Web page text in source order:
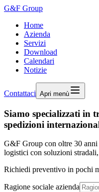
G&F Group
Home
Azienda
Servizi
Download
Calendari
Notizie
Contattaci Apri menù
Siamo specializzati in
spedizioni
G&F Group con oltre 30
logistici con soluzioni
Richiedi preventivo in pochi
Ragione sociale azienda